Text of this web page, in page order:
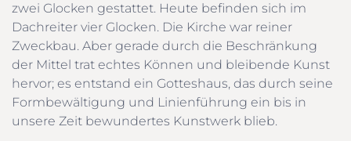
zwei Glocken gestattet. Heute befinden sich im
Dachreiter vier Glocken. Die Kirche war reiner
Zweckbau. Aber gerade durch die Beschränkung
der Mittel trat echtes Können und bleibende Kunst
hervor; es entstand ein Gotteshaus, das durch seine
Formbewältigung und Linienführung ein bis in
unsere Zeit bewundertes Kunstwerk blieb.